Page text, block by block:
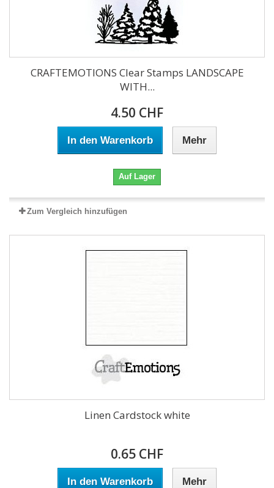
CRAFTEMOTIONS Clear Stamps LANDSCAPE
WITH...
4.50 CHF
In den Warenkorb Mehr
Auf Lager
Zum Vergleich hinzufügen
Linen Cardstock white
0.65 CHF
In den Warenkorb Mehr